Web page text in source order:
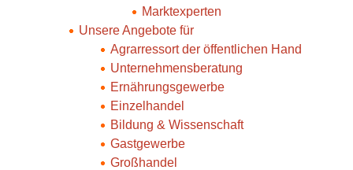
Marktexperten
Unsere Angebote für
Agrarressort der öffentlichen Hand
Unternehmensberatung
Ernährungsgewerbe
Einzelhandel
Bildung & Wissenschaft
Gastgewerbe
Großhandel